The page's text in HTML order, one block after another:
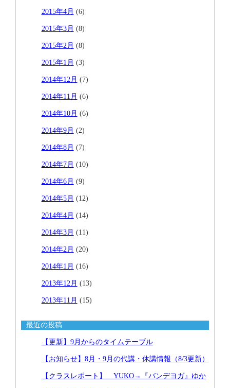
2015年4月 (6)
2015年3月 (8)
2015年2月 (8)
2015年1月 (3)
2014年12月 (7)
2014年11月 (6)
2014年10月 (6)
2014年9月 (2)
2014年8月 (7)
2014年7月 (10)
2014年6月 (9)
2014年5月 (12)
2014年4月 (14)
2014年3月 (11)
2014年2月 (20)
2014年1月 (16)
2013年12月 (13)
2013年11月 (15)
最近の投稿
【更新】9月からのタイムテーブル
【お知らせ】8月・9月の代講・休講情報（8/3更新）
【クラスレポート】 YUKO→『バンデヨガ』ゆか